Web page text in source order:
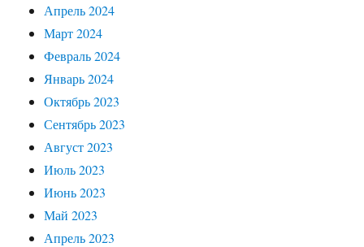
Апрель 2024
Март 2024
Февраль 2024
Январь 2024
Октябрь 2023
Сентябрь 2023
Август 2023
Июль 2023
Июнь 2023
Май 2023
Апрель 2023